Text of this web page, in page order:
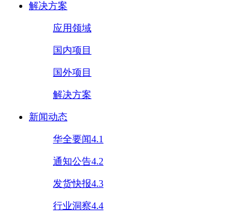
解决方案
应用领域
国内项目
国外项目
解决方案
新闻动态
华全要闻4.1
通知公告4.2
发货快报4.3
行业洞察4.4